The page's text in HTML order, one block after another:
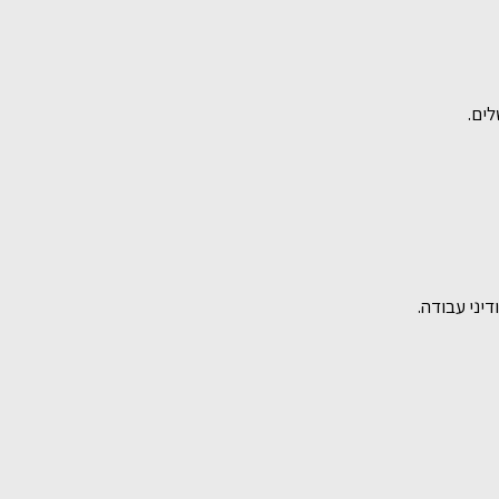
עבודה.